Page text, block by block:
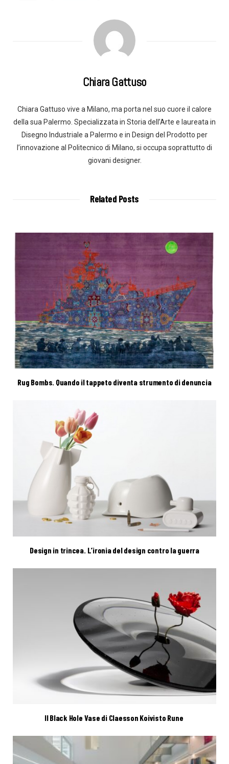
Chiara Gattuso
Chiara Gattuso vive a Milano, ma porta nel suo cuore il calore
della sua Palermo. Specializzata in Storia dell’Arte e laureata in
Disegno Industriale a Palermo e in Design del Prodotto per
l’innovazione al Politecnico di Milano, si occupa soprattutto di
giovani designer.
Related Posts
Rug Bombs. Quando il tappeto diventa strumento di denuncia
Design in trincea. L’ironia del design contro la guerra
Il Black Hole Vase di Claesson Koivisto Rune